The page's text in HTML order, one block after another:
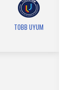
TOBB UYUM